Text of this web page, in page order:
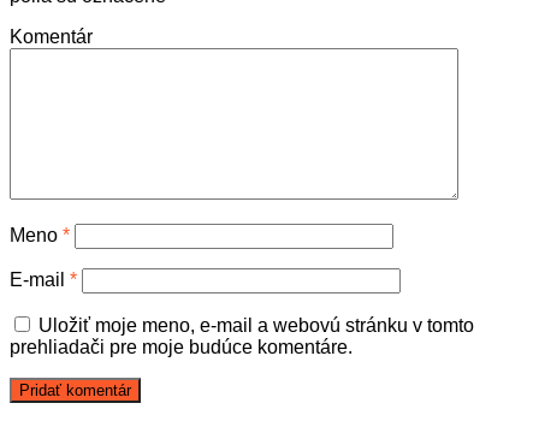
Komentár
Meno *
E-mail *
Uložiť moje meno, e-mail a webovú stránku v tomto
prehliadači pre moje budúce komentáre.